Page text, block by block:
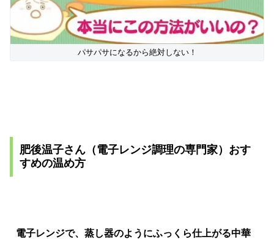
パサパサになるから絶対しない！
肥後温子さん（電子レンジ調理の専門家）おす
すめの温め方
電子レンジで、蒸し器のようにふっくら仕上がる中華